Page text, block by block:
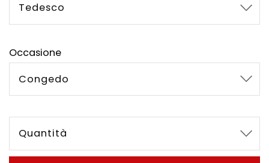
Tedesco
Occasione
Congedo
Quantità